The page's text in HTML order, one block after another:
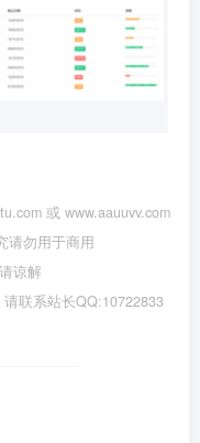
或 www.aauuvv.com
请勿用于商用
谅解
联系站长QQ:10722833